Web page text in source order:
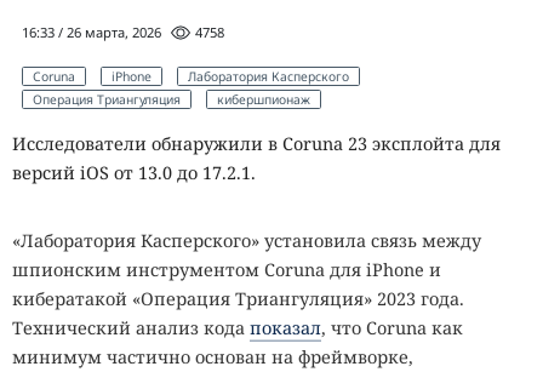
16:33 / 26 марта, 2026 4758
Coruna iPhone
Лаборатория Касперского
Операция Триангуляция
кибершпионаж
Исследователи обнаружили в Coruna 23 эксплойта для
версий iOS от 13.0 до 17.2.1.
«Лаборатория Касперского» установила связь между
шпионским инструментом Coruna для iPhone и
кибератакой «Операция Триангуляция» 2023 года.
Технический анализ кода показал, что Coruna как
минимум частично основан на фреймворке,